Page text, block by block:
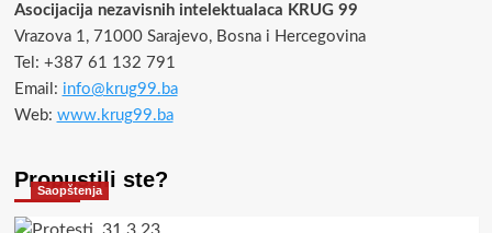
Asocijacija nezavisnih intelektualaca KRUG 99
Vrazova 1, 71000 Sarajevo, Bosna i Hercegovina
Tel: +387 61 132 791
Email: info@krug99.ba
Web: www.krug99.ba
Propustili ste?
Saopštenja